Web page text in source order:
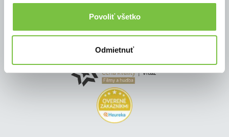
Povoliť všetko
Odmietnuť